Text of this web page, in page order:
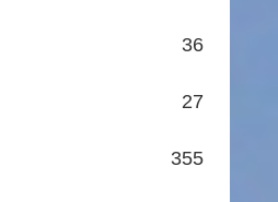
36
27
355